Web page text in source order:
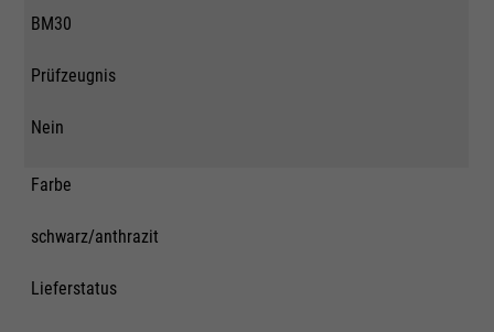
BM30
Prüfzeugnis
Nein
Farbe
schwarz/anthrazit
Lieferstatus